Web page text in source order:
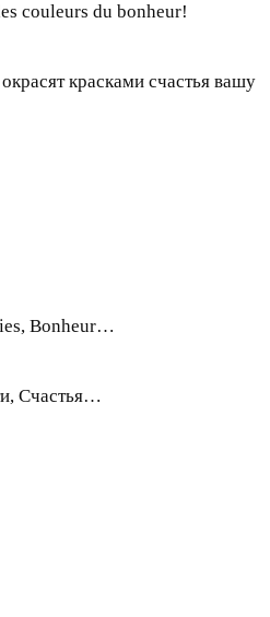
couleurs du bonheur!
красками счастья вашу
Bonheur…
Счастья…